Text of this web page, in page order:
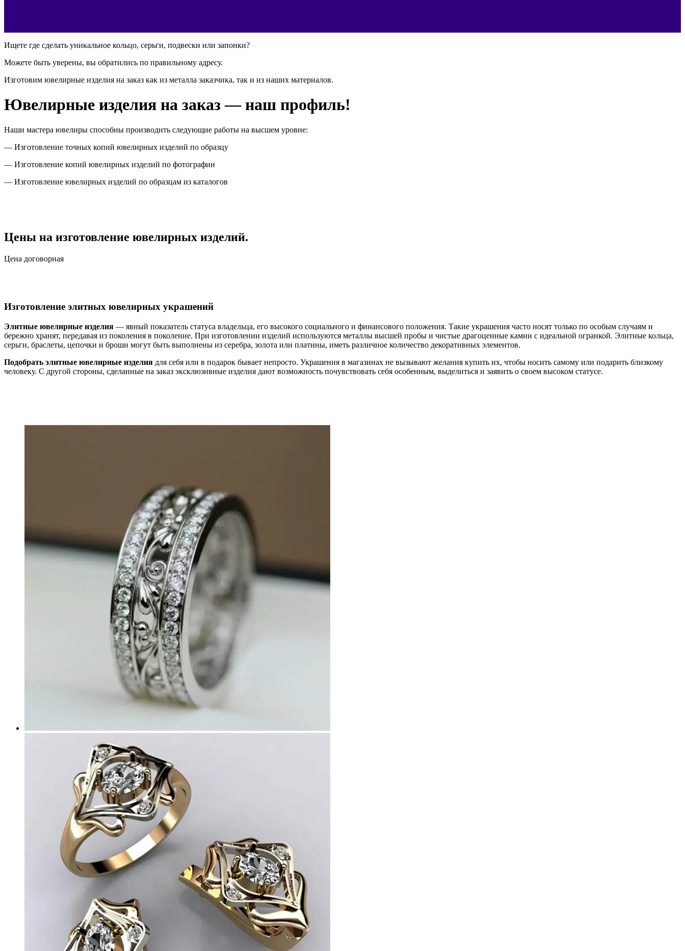
Ищете где сделать уникальное кольцо, серьги, подвески или запонки?
Можете быть уверены, вы обратились по правильному адресу.
Изготовим ювелирные изделия на заказ как из металла заказчика, так и из наших материалов.
Ювелирные изделия на заказ — наш профиль!
Наши мастера ювелиры способны производить следующие работы на высшем уровне:
— Изготовление точных копий ювелирных изделий по образцу
— Изготовление копий ювелирных изделий по фотографии
— Изготовление ювелирных изделий по образцам из каталогов
Цены на изготовление ювелирных изделий.
Цена договорная
Изготовление элитных ювелирных украшений
Элитные ювелирные изделия — явный показатель статуса владельца, его высокого социального и финансового положения. Такие украшения часто носят только по особым случаям и
бережно хранят, передавая из поколения в поколение. При изготовлении изделий используются металлы высшей пробы и чистые драгоценные камни с идеальной огранкой. Элитные кольца,
серьги, браслеты, цепочки и броши могут быть выполнены из серебра, золота или платины, иметь различное количество декоративных элементов.
Подобрать элитные ювелирные изделия для себя или в подарок бывает непросто. Украшения в магазинах не вызывают желания купить их, чтобы носить самому или подарить близкому
человеку. С другой стороны, сделанные на заказ эксклюзивные изделия дают возможность почувствовать себя особенным, выделиться и заявить о своем высоком статусе.